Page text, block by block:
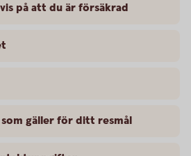
på att du är försäkrad
gäller för ditt resmål